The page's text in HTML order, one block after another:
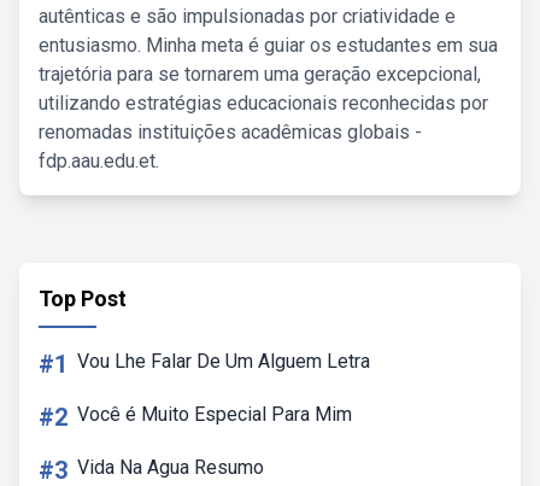
autênticas e são impulsionadas por criatividade e
entusiasmo. Minha meta é guiar os estudantes em sua
trajetória para se tornarem uma geração excepcional,
utilizando estratégias educacionais reconhecidas por
renomadas instituições acadêmicas globais -
fdp.aau.edu.et.
Top Post
#1 Vou Lhe Falar De Um Alguem Letra
#2 Você é Muito Especial Para Mim
#3 Vida Na Agua Resumo